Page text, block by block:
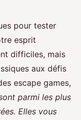
pour tester
esprit
difficiles, mais
aux défis
escape games,
parmi les plus
Elles vous